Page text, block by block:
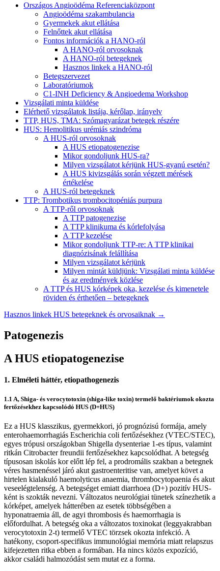
Országos Angioödéma Referenciaközpont
Angioödéma szakambulancia
Gyermekek akut ellátása
Felnőttek akut ellátása
Fontos információk a HANO-ról
A HANO-ról orvosoknak
A HANO-ról betegeknek
Hasznos linkek a HANO-ról
Betegszervezet
Laboratóriumok
C1-INH Deficiency & Angioedema Workshop
Vizsgálati minta küldése
Elérhető vizsgálatok listája, kérőlap, irányelv
TTP, HUS, TMA: Szómagyarázat betegek részére
HUS: Hemolitikus urémiás szindróma
A HUS-ról orvosoknak
A HUS etiopatogenezise
Mikor gondoljunk HUS-ra?
Milyen vizsgálatot kérjünk HUS-gyanú esetén?
A HUS kivizsgálás során végzett mérések
értékelése
A HUS-ról betegeknek
TTP: Trombotikus trombocitopéniás purpura
A TTP-ről orvosoknak
A TTP patogenezise
A TTP klinikuma és kórlefolyása
A TTP kezelése
Mikor gondoljunk TTP-re: A TTP klinikai
diagnózisának felállítása
Milyen vizsgálatot kérjünk
Milyen mintát küldjünk: Vizsgálati minta küldése
és az eredmények közlése
A TTP és HUS kórképek oka, kezelése és kimenetele
röviden és érthetően – betegeknek
Hasznos linkek HUS betegeknek és orvosaiknak →
Patogenezis
A HUS etiopatogenezise
1. Elméleti háttér, etiopathogenezis
1.1 A, Shiga- és verocytotoxin (shiga-like toxin) termelő baktériumok okozta
fertőzésekhez kapcsolódó HUS (D+HUS)
Ez a HUS klasszikus, gyermekkori, jó prognózisú formája, amely
enterohaemorrhagiás Escherichia coli fertőzésekhez (VTEC/STEC),
egyes trópusi országokban Shigella dysenteriae 1-es típus, valamint
ritkán Citrobacter freundii fertőzésekhez kapcsolódhat. A betegség
típusosan iskolás kor előtt lép fel, a prodromális szakban a betegnek
véres hasmenéssel járó akut gastroenteritise van, amelyet követ a
hirtelen kialakuló haemolyticus anaemia, thrombocytopaenia és akut
veseelégtelenség. A betegséget emiatt diarrhoea (D+) pozitív HUS-
ként is szokták nevezni. Változatos neurológiai tünetek színezhetik a
kórképet, amelyek hátterében az esetek többségében a
hyponatraemia áll, de agyi thrombosis és haemorrhagia is
előfordulhat. A betegség oka a változatos toxinokat (leggyakrabban
verocytotoxin 2-t) termelő VTEC törzsek okozta infekció. A
hatékony, csoport-specifikus immunológiai memória miatt relapszus
kifejezetten ritka ebben a formában. Ha nincs közös expozíció,
akkor családi halmozódást sem mutat ez a forma.